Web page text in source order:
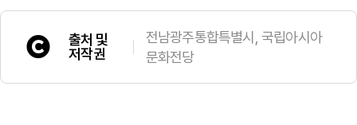
출처 및
저작권
전남광주통합특별시, 국립아시아
문화전당